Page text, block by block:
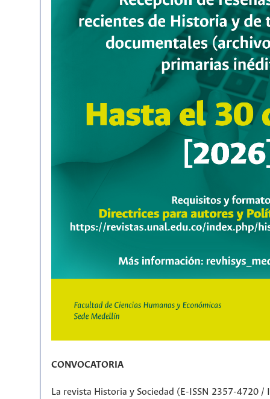
CONVOCATORIA
La revista Historia y Sociedad (E-ISSN 2357-4720 /